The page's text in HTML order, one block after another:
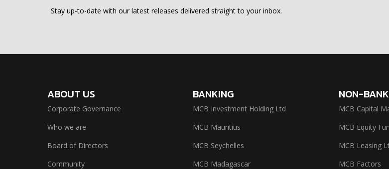
Stay up-to-date with our latest releases delivered straight to your inbox.
ABOUT US
Corporate Governance
Who we are
Board of Directors
Community
BANKING
MCB Investment Holding Ltd
MCB Mauritius
MCB Seychelles
MCB Madagascar
NON-
MCB Capital
MCB Equity
MCB Leasing
MCB Factors